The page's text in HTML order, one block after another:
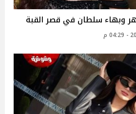
وبهاء سلطان في قصر القبة